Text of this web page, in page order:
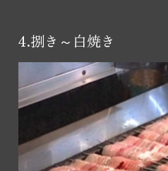
4.捌き～白焼き